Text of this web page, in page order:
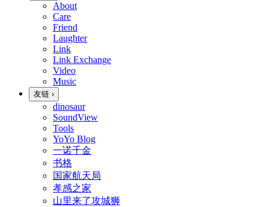
About
Care
Friend
Laughter
Link
Link Exchange
Video
Music
友链 ›
dinosaur
SoundView
Tools
YoYo Blog
一诺千金
书格
国家航天局
孝感之家
山里来了攻城狮